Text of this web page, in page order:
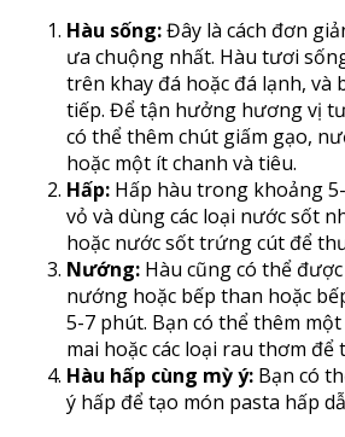
Hàu sống:Đây là cách đơn
ưa chuộng nhất. Hàu tươi
trên khay đá hoặc đá lạnh, và
tiếp. Để tận hưởng hương vị
có thể thêm chút giấm gạo,
hoặc một ít chanh và tiêu.
Hấp: Hấp hàu trong khoảng
vỏ và dùng các loại nước sốt
hoặc nước sốt trứng cút để
Nướng: Hàu cũng có thể
nướng hoặc bếp than hoặc
5-7 phút. Bạn có thể thêm
mai hoặc các loại rau thơm
Hàu hấp cùng mỳ ý: Bạn có
ý hấp để tạo món pasta hấp